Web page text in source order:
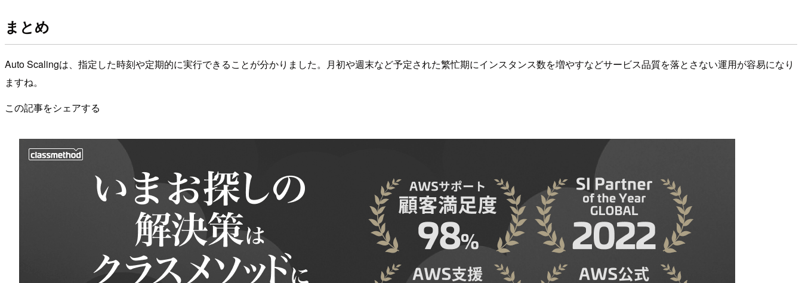
まとめ
Auto Scalingは、指定した時刻や定期的に実行できることが分かりました。月初や週末など予定された繁忙期にインスタンス数を増やすなどサービス品質を落とさない運用が容易になり
ますね。
この記事をシェアする